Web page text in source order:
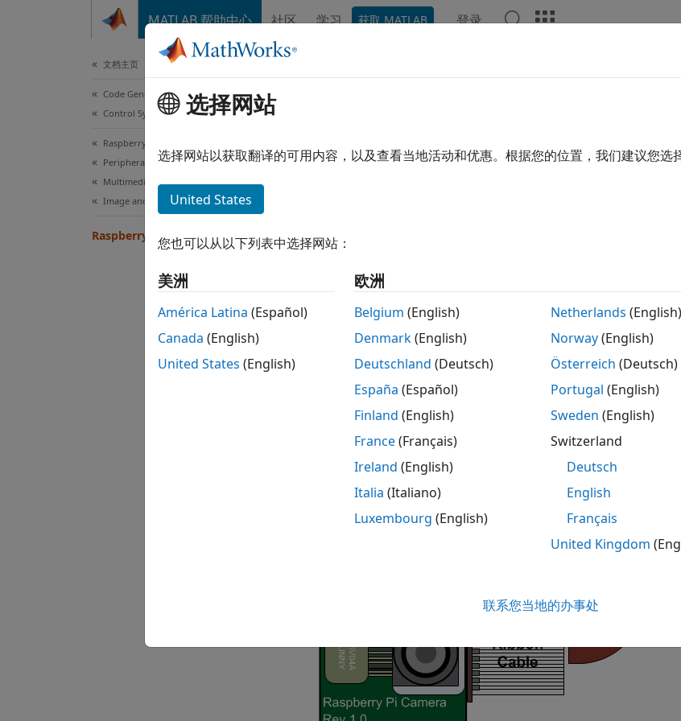
MATLAB 帮助中心 社区 学习 获取 MATLAB 登录
文档主页
Code Generation
Control Systems
Raspberry Pi Blockset
Peripherals
Multimedia
Image and Video Processing
Raspberry Pi Camera Board
The Camera Board is an add-on device for capturing still
The Camera Board provides many configurable settings
Follow the manufacturer’s instructions for connecting the
Raspberry Pi hardware.
选择网站
选择网站以获取翻译的可用内容，以及查看当地活动和优惠。根据您的位置，我们建议您选
United States
您也可以从以下列表中选择网站：
美洲
América Latina (Español)
Canada (English)
United States (English)
欧洲
Belgium (English)
Denmark(English)
Deutschland (Deutsch)
España (Español)
Finland (English)
France(Français)
Ireland (English)
Italia (Italiano)
Luxembourg (English)
Netherlands (English)
Norway(English)
Österreich (Deutsch)
Portugal (English)
Sweden (English)
Switzerland
Deutsch
English
Français
United Kingdom
联系您当地的办事处